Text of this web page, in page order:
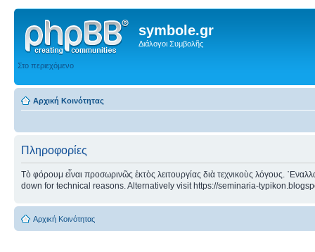
symbole.gr
Διάλογοι Συμβολῆς
Στο περιεχόμενο
Αρχική Κοινότητας
Πληροφορίες
Τὸ φόρουμ εἶναι προσωρινῶς ἐκτὸς λειτουργίας διὰ τεχνικοὺς λόγους.
down for technical reasons. Alternatively visit https://seminaria-
Αρχική Κοινότητας